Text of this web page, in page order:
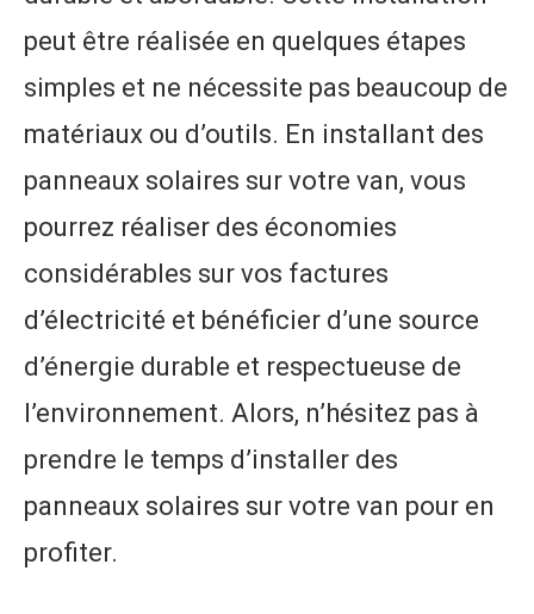
peut être réalisée en quelques étapes
simples et ne nécessite pas beaucoup de
matériaux ou d’outils. En installant des
panneaux solaires sur votre van, vous
pourrez réaliser des économies
considérables sur vos factures
d’électricité et bénéficier d’une source
d’énergie durable et respectueuse de
l’environnement. Alors, n’hésitez pas à
prendre le temps d’installer des
panneaux solaires sur votre van pour en
profiter.